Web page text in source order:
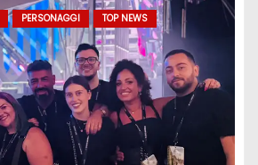
PERSONAGGI TOP NEWS